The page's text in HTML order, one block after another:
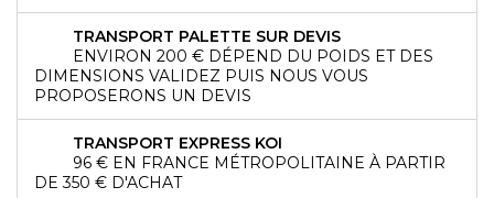
TRANSPORT PALETTE SUR DEVIS
ENVIRON 200 € DÉPEND DU POIDS ET DES
DIMENSIONS VALIDEZ PUIS NOUS VOUS
PROPOSERONS UN DEVIS
TRANSPORT EXPRESS KOI
96 € EN FRANCE MÉTROPOLITAINE À PARTIR
DE 350 € D'ACHAT